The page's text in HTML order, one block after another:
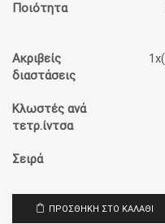
Ποιότητα
Ακριβείς
διαστάσεις
Κλωστές ανά
τετρ.ίντσα
Σειρά
ΠΡΟΣΘΉΚΗ ΣΤΟ ΚΑΛΆΘΙ